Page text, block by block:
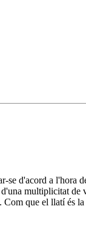
se d'acord a l'hora
multiplicitat
que el llatí és